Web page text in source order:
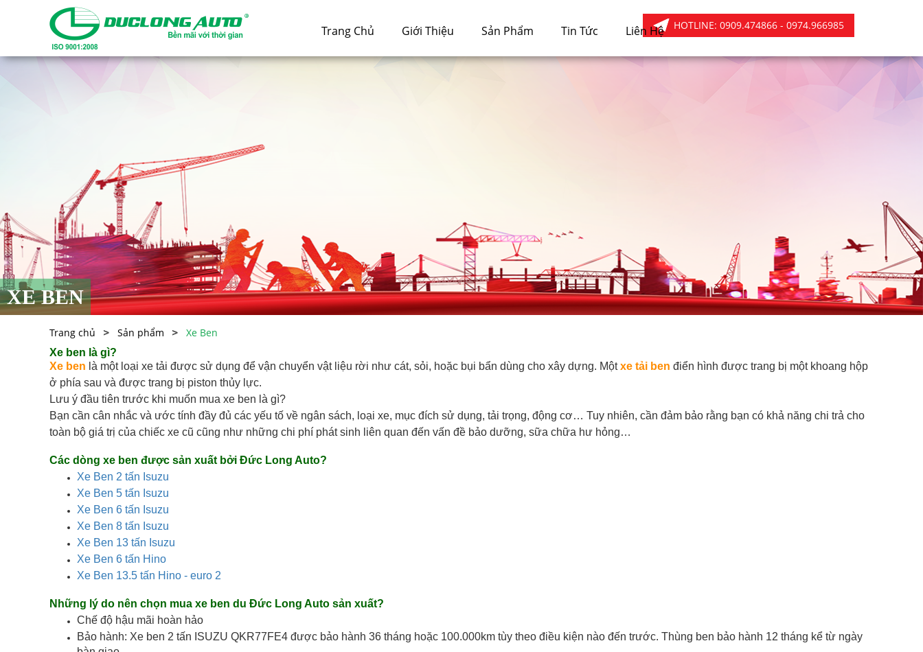
HOTLINE: 0909.474866 - 0974.966985
Trang Chủ Giới Thiệu Sản Phẩm Tin Tức Liên Hệ
XE BEN
Trang chủ Sản phẩm Xe Ben
Xe ben là gì?
Xe ben là một loại xe tải được sử dụng để vận chuyển vật liệu rời như cát, sỏi, hoặc bụi bẩn dùng cho xây dựng. Mộtxe tải ben điển hình được trang bị một khoang hộp
ở phía sau và được trang bị piston thủy lực.
Lưu ý đầu tiên trước khi muốn mua xe ben là gì?
Bạn cần cân nhắc và ước tính đầy đủ các yếu tố về ngân sách, loại xe, mục đích sử dụng, tải trọng, động cơ… Tuy nhiên, cần đảm bảo rằng bạn có khả năng chi trả cho
toàn bộ giá trị của chiếc xe cũ cũng như những chi phí phát sinh liên quan đến vấn đề bảo dưỡng, sữa chữa hư hỏng…
Các dòng xe ben được sản xuất bởi Đức Long Auto?
Xe Ben 2 tấn Isuzu
Xe Ben 5 tấn Isuzu
Xe Ben 6 tấn Isuzu
Xe Ben 8 tấn Isuzu
Xe Ben 13 tấn Isuzu
Xe Ben 6 tấn Hino
Xe Ben 13.5 tấn Hino - euro 2
Những lý do nên chọn mua xe ben du Đức Long Auto sản xuất?
Chế độ hậu mãi hoàn hảo
Bảo hành: Xe ben 2 tấn ISUZU QKR77FE4 được bảo hành 36 tháng hoặc 100.000km tùy theo điều kiện nào đến trước. Thùng ben bảo hành 12 tháng kể từ ngày